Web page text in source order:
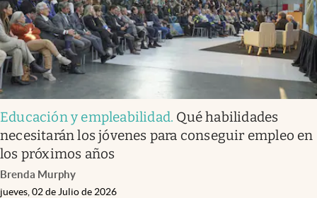
Educación y empleabilidad. Qué habilidades
necesitarán los jóvenes para conseguir empleo en
los próximos años
Brenda Murphy
jueves, 02 de Julio de 2026